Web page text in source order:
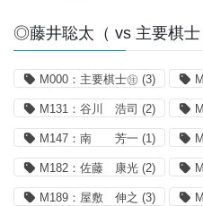
◎藤井聡太（ vs 主要棋士
M000：主要棋士㊟ (3)
M131：谷川 浩司 (2)
M147：南 芳一 (1)
M182：佐藤 康光 (2)
M189：屋敷 伸之 (3)